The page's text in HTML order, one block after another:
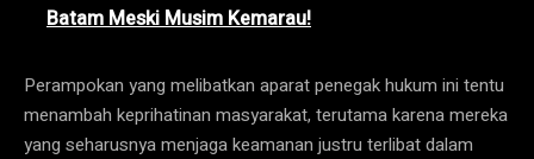
Batam Meski Musim Kemarau!
Perampokan yang melibatkan aparat penegak hukum ini tentu
menambah keprihatinan masyarakat, terutama karena mereka
yang seharusnya menjaga keamanan justru terlibat dalam